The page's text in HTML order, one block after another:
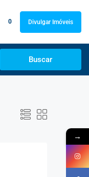
0 Divulgar Imóveis
Buscar
→